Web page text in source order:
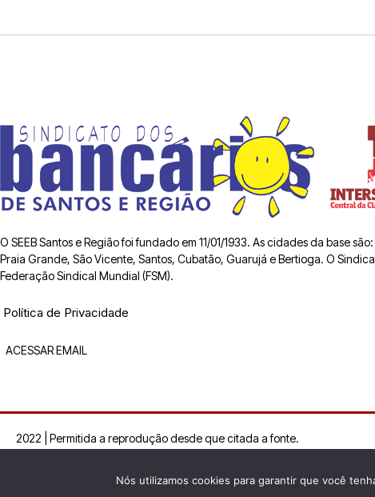
O SEEB Santos e Região foi fundado em 11/01/1933. As cidades da base
Praia Grande, São Vicente, Santos, Cubatão, Guarujá e Bertioga. O
Federação Sindical Mundial (FSM).
Política de Privacidade
ACESSAR EMAIL
2022 | Permitida a reprodução desde que citada a fonte.
Nós utilizamos cookies para garantir que você